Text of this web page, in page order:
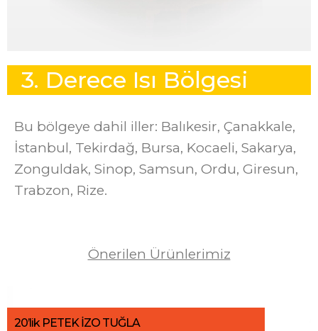
3. Derece Isı Bölgesi
Bu bölgeye dahil iller: Balıkesir, Çanakkale,
İstanbul, Tekirdağ, Bursa, Kocaeli, Sakarya,
Zonguldak, Sinop, Samsun, Ordu, Giresun,
Trabzon, Rize.
Önerilen Ürünlerimiz
20’lik PETEK İZO TUĞLA